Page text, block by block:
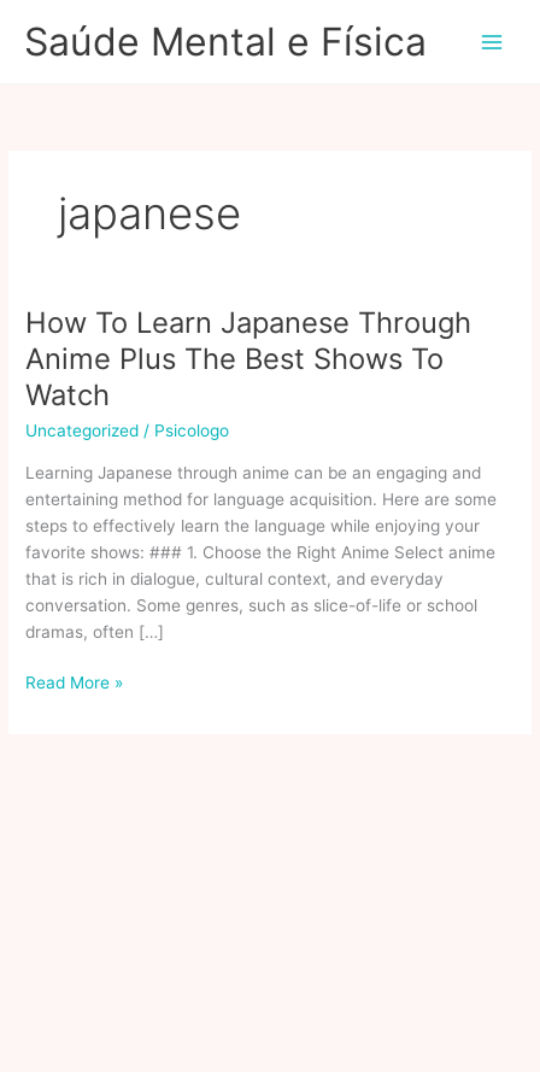
paraSaúde Mental e Física
japanese
How To Learn Japanese Through
Anime Plus The Best Shows To
Watch
Uncategorized / Psicologo
Learning Japanese through anime can be an engaging and
entertaining method for language acquisition. Here are some
steps to effectively learn the language while enjoying your
favorite shows: ### 1. Choose the Right Anime Select anime
that is rich in dialogue, cultural context, and everyday
conversation. Some genres, such as slice-of-life or school
dramas, often […]
How
Read More »